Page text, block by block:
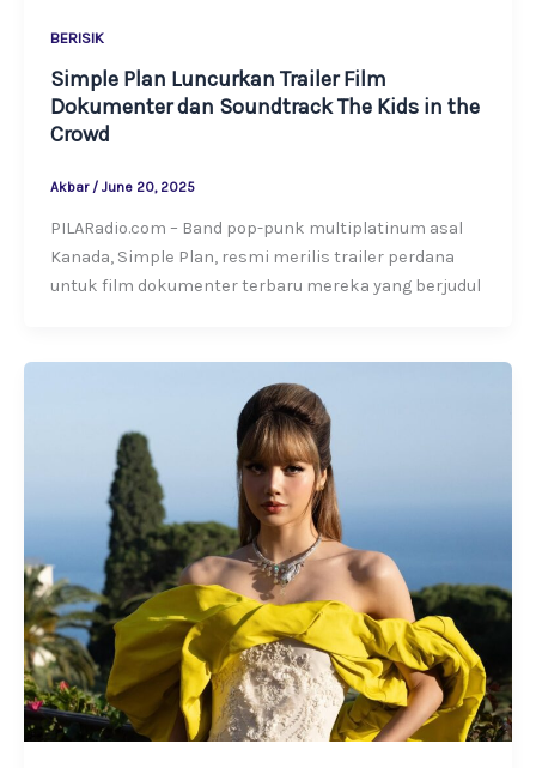
BERISIK
Simple Plan Luncurkan Trailer Film
Dokumenter dan Soundtrack The Kids in the
Crowd
Akbar / June 20, 2025
PILARadio.com – Band pop-punk multiplatinum asal
Kanada, Simple Plan, resmi merilis trailer perdana
untuk film dokumenter terbaru mereka yang berjudul